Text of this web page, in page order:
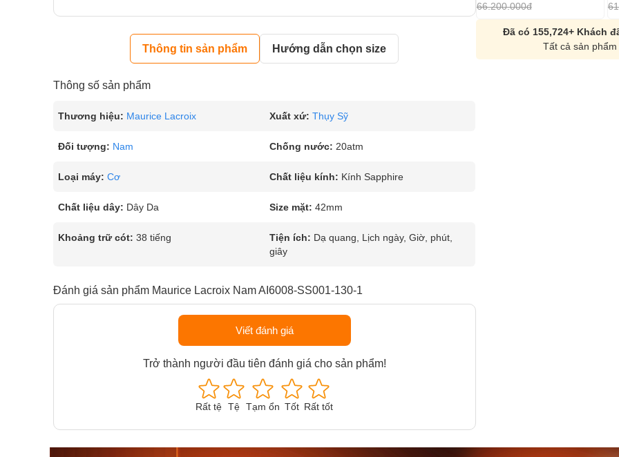
Thông tin sản phẩm Hướng dẫn chọn size
Thông số sản phẩm
Thương hiệu: Maurice Lacroix Xuất xứ: Thụy Sỹ
Đối tượng: Nam Chống nước: 20atm
Loại máy: Cơ Chất liệu kính: Kính Sapphire
Chất liệu dây: Dây Da Size mặt: 42mm
Khoảng trữ cót: 38 tiếng Tiện ích: Dạ quang, Lịch ngày, Giờ, phút,
giây
Đánh giá sản phẩm Maurice Lacroix Nam AI6008-SS001-130-1
Viết đánh giá
Trở thành người đầu tiên đánh giá cho sản phẩm!
Rất tệ Tệ Tạm ổn Tốt Rất tốt
66.200.000đ
Đã có 155,724+ Khách
Tất cả sản